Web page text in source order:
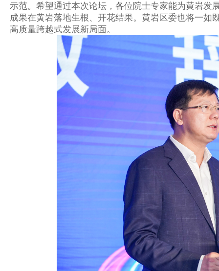
示范。希望通过本次论坛，各位院士专家能为黄岩发
成果在黄岩落地生根、开花结果。黄岩区委也将一如
高质量跨越式发展新局面。